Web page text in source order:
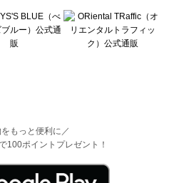
もっと便利に／
100ポイントプレゼント！